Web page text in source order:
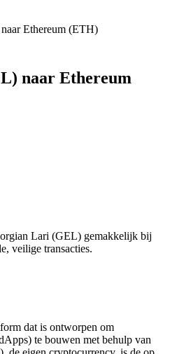
Ethereum (ETH)
naar Ethereum
Lari (GEL) gemakkelijk bij
veilige transacties.
dat is ontworpen om
te bouwen met behulp van